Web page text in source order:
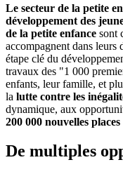
Le secteur de la petite
développement des
de la petite enfance sont
accompagnent dans leurs
étape clé du
travaux des "1 000
enfants, leur famille, et
la lutte contre les
dynamique, aux
200 000 nouvelles
De multiples